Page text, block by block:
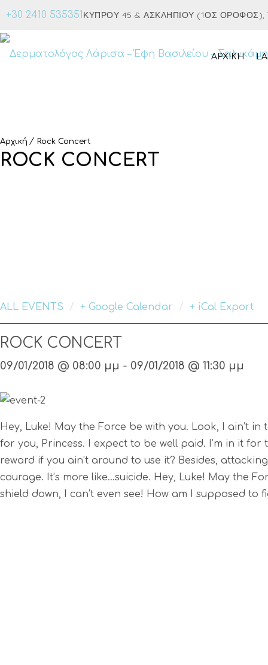
+30 2410 535351 ΚΎΠΡΟΥ 45 & ΑΣΚΛΗΠΙΟΎ (1ΟΣ ΌΡΟΦΟΣ),
ΑΡΧΙΚΉ
Αρχική Rock Concert
ROCK CONCERT
ALL EVENTS / + Google Calendar / + iCal Export
ROCK CONCERT
09/01/2018 @ 08:00 μμ - 09/01/2018 @ 11:30 μμ
Hey, Luke! May the Force be with you. Look, I ain’t
for you, Princess. I expect to be well paid. I’m in it for
reward if you ain’t around to use it? Besides,
courage. It’s more like…suicide. Hey, Luke! May the
shield down, I can’t even see! How am I supposed to